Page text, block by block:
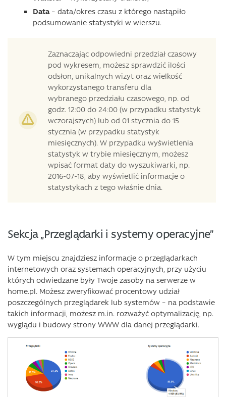
Data– data/okres czasu z którego nastąpiło
podsumowanie statystyki w wierszu.
Zaznaczając odpowiedni przedział czasowy
pod wykresem, możesz sprawdzić ilości
odsłon, unikalnych wizyt oraz wielkość
wykorzystanego transferu dla
wybranego przedziału czasowego, np. od
godz. 12:00 do 24:00 (w przypadku statystyk
wczorajszych) lub od 01 stycznia do 15
stycznia (w przypadku statystyk
miesięcznych). W przypadku wyświetlenia
statystyk w trybie miesięcznym, możesz
wpisać format daty do wyszukiwarki, np.
2016-07-18, aby wyświetlić informacje o
statystykach z tego właśnie dnia.
Sekcja „Przeglądarki i systemy operacyjne”
W tym miejscu znajdziesz informacje o przeglądarkach
internetowych oraz systemach operacyjnych, przy użyciu
których odwiedzane były Twoje zasoby na serwerze w
home.pl. Możesz zweryfikować procentowy udział
poszczególnych przeglądarek lub systemów – na podstawie
takich informacji, możesz m.in. rozważyć optymalizację, np.
wyglądu i budowy strony WWW dla danej przeglądarki.